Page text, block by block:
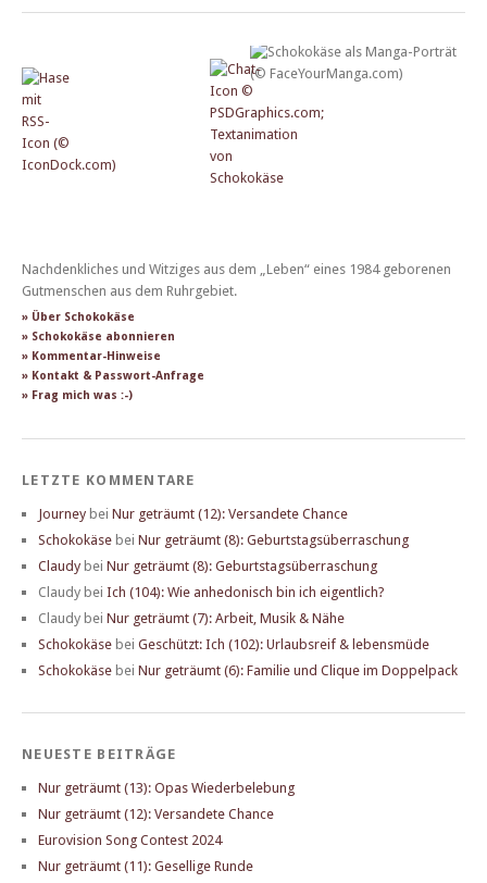
Nachdenkliches und Witziges aus dem „Leben“ eines 1984 geborenen
Gutmenschen aus dem Ruhrgebiet.
» Über Schokokäse
» Schokokäse abonnieren
» Kommentar-Hinweise
» Kontakt & Passwort-Anfrage
» Frag mich was :-)
LETZTE KOMMENTARE
Journey bei Nur geträumt (12): Versandete Chance
Schokokäse bei Nur geträumt (8): Geburtstagsüberraschung
Claudy bei Nur geträumt (8): Geburtstagsüberraschung
Claudy bei Ich (104): Wie anhedonisch bin ich eigentlich?
Claudy bei Nur geträumt (7): Arbeit, Musik & Nähe
Schokokäse bei Geschützt: Ich (102): Urlaubsreif & lebensmüde
Schokokäse bei Nur geträumt (6): Familie und Clique im Doppelpack
NEUESTE BEITRÄGE
Nur geträumt (13): Opas Wiederbelebung
Nur geträumt (12): Versandete Chance
Eurovision Song Contest 2024
Nur geträumt (11): Gesellige Runde